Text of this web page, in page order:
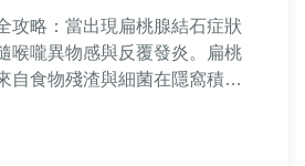
攻略：當出現扁桃腺結石症狀
喉嚨異物感與反覆發炎。扁桃
自食物殘渣與細菌在隱窩積聚
重則需就醫處理。許多患者關